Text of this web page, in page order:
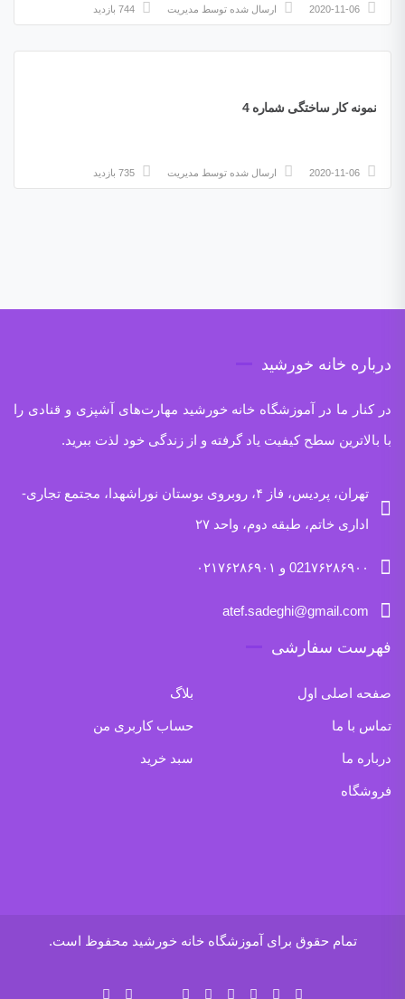
2020-11-06 ارسال شده توسط مدیریت
نمونه کار ساختگی شماره 4
2020-11-06 ارسال شده توسط مدیریت
درباره خانه خورشید
در کنار ما در آموزشگاه خانه خورشید مهارت‌های آشپزی و قنادی را
با بالاترین سطح کیفیت یاد گرفته و از زندگی خود لذت ببرید.
تهران، پردیس، فاز ۴، روبروی بوستان نوراشهدا، مجتمع تجاری-
اداری خاتم، طبقه دوم، واحد ۲۷
021۷۶۲۸۶۹۰۰ و ۰۲۱۷۶۲۸۶۹۰۱
atef.sadeghi@gmail.com
فهرست سفارشی
صفحه اصلی اول بلاگ
تماس با ما حساب کاربری من
درباره ما سبد خرید
فروشگاه
تمام حقوق برای آموزشگاه خانه خورشید محفوظ است.